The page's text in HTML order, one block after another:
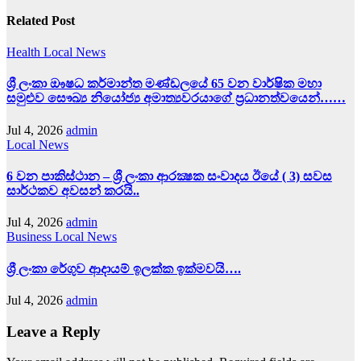
Related Post
Health Local News
ශ්‍රී ලංකා ඖෂධ කර්මාන්ත මණ්ඩලයේ 65 වන වාර්ෂික මහා
සමුළුව සෞඛ්‍ය නියෝජ්‍ය අමාත්‍යවරයාගේ ප්‍රධානත්වයෙන්……
Jul 4, 2026 admin
Local News
6 වන පාකිස්ථාන – ශ්‍රී ලංකා ආරක්‍ෂක සංවාදය ඊයේ ( 3) සවස
සාර්ථකව අවසන් කරයි..
Jul 4, 2026 admin
Business Local News
ශ්‍රී ලංකා රේගුව ආදායම් ඉලක්ක ඉක්මවයි….
Jul 4, 2026 admin
Leave a Reply